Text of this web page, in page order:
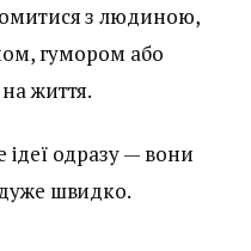
з людиною,
гумором або
життя.
ідеї одразу — вони
швидко.